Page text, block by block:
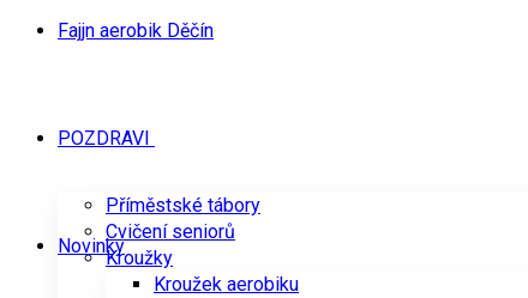
Fajjn aerobik Děčín
POZDRAVI
Příměstské tábory
Cvičení seniorů
Kroužky
Kroužek aerobiku
Novinky